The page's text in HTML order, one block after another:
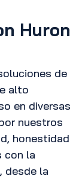
Huron
de
alto
en diversas
nuestros
honestidad
con la
desde la